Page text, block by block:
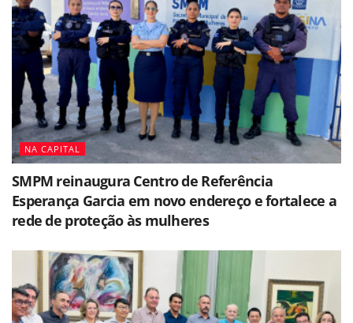
NA CAPITAL
SMPM reinaugura Centro de Referência
Esperança Garcia em novo endereço e fortalece a
rede de proteção às mulheres